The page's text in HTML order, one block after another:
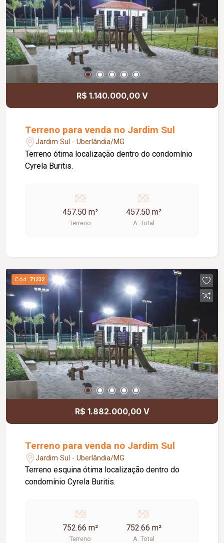
R$ 1.140.000,00 V
Terreno para venda no Jardim Sul
Jardim Sul - Uberlândia/MG
Terreno ótima localização dentro do condomínio
Cyrela Buritis.
457.50 m²
Terreno
457.50 m²
A. Total
Cód. 71232
R$ 1.882.000,00 V
Terreno para venda no Jardim Sul
Jardim Sul - Uberlândia/MG
Terreno esquina ótima localização dentro do
condomínio Cyrela Buritis.
752.66 m²
Terreno
752.66 m²
A. Total